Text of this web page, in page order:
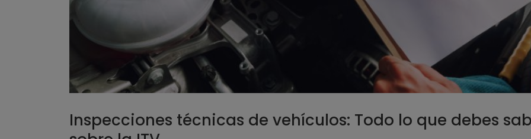
Inspecciones técnicas de vehículos: Todo lo que debes